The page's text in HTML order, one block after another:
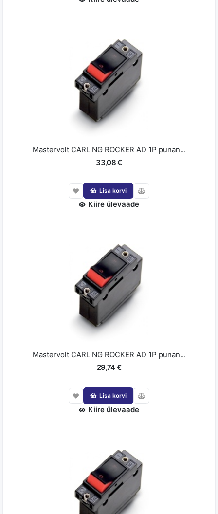
Mastervolt CARLING ROCKER AD 1P punan...
33,08 €
Lisa korvi
Kiire ülevaade
Mastervolt CARLING ROCKER AD 1P punan...
29,74 €
Lisa korvi
Kiire ülevaade